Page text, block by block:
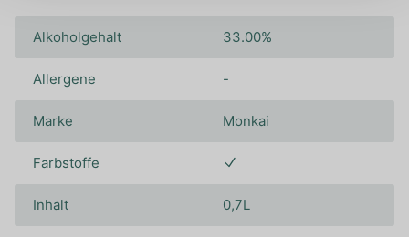
Alkoholgehalt 33.00%
Allergene -
Marke Monkai
Farbstoffe
Inhalt 0,7L